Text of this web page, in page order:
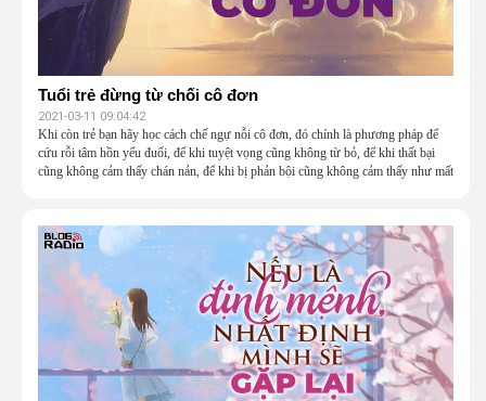
Tuổi trẻ đừng từ chối cô đơn
2021-03-11 09:04:42
Khi còn trẻ bạn hãy học cách chế ngự nỗi cô đơn, đó chính là phương pháp để
cứu rỗi tâm hồn yếu đuối, để khi tuyệt vọng cũng không từ bỏ, để khi thất bại
cũng không cảm thấy chán nản, để khi bị phản bội cũng không cảm thấy như mất